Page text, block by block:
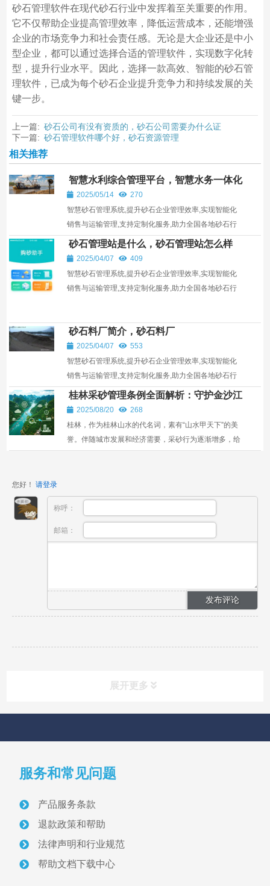
砂石管理软件在现代砂石行业中发挥着至关重要的作用。
它不仅帮助企业提高管理效率，降低运营成本，还能增强
企业的市场竞争力和社会责任感。无论是大企业还是中小
型企业，都可以通过选择合适的管理软件，实现数字化转
型，提升行业水平。因此，选择一款高效、智能的砂石管
理软件，已成为每个砂石企业提升竞争力和持续发展的关
键一步。
上一篇: 砂石公司有没有资质的，砂石公司需要办什么证
下一篇: 砂石管理软件哪个好，砂石资源管理
相关推荐
智慧水利综合管理平台，智慧水务一体化
平台2025/05/14
270
智慧砂石管理系统,提升砂石企业管理效率,实现智能化
销售与运输管理,支持定制化服务,助力全国各地砂石行
业发展。
砂石管理站是什么，砂石管理站怎么样
2025/04/07
409
智慧砂石管理系统,提升砂石企业管理效率,实现智能化
销售与运输管理,支持定制化服务,助力全国各地砂石行
砂石料厂简介，砂石料厂
2025/04/07
553
智慧砂石管理系统,提升砂石企业管理效率,实现智能化
销售与运输管理,支持定制化服务,助力全国各地砂石行
业发展。
桂林采砂管理条例全面解析：守护金沙江
的生态底线
2025/08/20
268
桂林，作为桂林山水的代名词，素有“山水甲天下”的美
誉。伴随城市发展和经济需要，采砂行为逐渐增多，给
您好！ 请登录
称呼：
邮箱：
展开更多
首页
关于我们
智慧砂场建设案例
服务和常见问题
产品服务条款
退款政策和帮助
法律声明和行业规范
帮助文档下载中心